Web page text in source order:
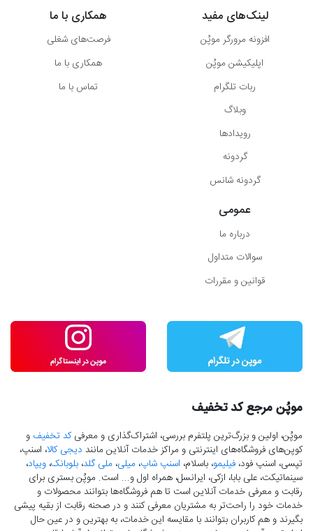
لینک‌های مفید
افزونه مرورگر موپُن
اپلیکیشن موپُن
ربات تلگرام
وبلاگ
رویدادها
گردونه
گردونه شانس
همکاری با ما
فرصت‌های شغلی
همکاری با ما
تماس با ما
عمومی
درباره ما
سوالات متداول
قوانین و مقررات
موپُن مرجع کد تخفیف
موپُن، اولین و بزرگ‌ترین پلتفرم بررسی، اشتراک‌گذاری و معرفیکد تخفیف و
کوپن‌های فروشگاه‌های اینترنتی و مراکز خدمات آنلاین مانند دیجی کالا، اسنپ،
تپسی، اسنپ فود، فیلیمو، باسلام، اسنپ شاپ، میلی، ملی گلد، بلوبانک، ویپاد،
سینماتیکت، علی بابا، ازکی، ایرانسل، همراه اول و... است. موپُن بستری برای
رقابت و معرفی خدمات آنلاین است تا هم فروشگاه‌ها بتوانند محصولات و
خدمات خود را راحت‌تر به مشتریان معرفی کنند و در صحنه رقابت از بقیه پیشی
بگیرند و هم کاربران بتوانند با مقایسه این خدمات، به بهترین و در عین حال